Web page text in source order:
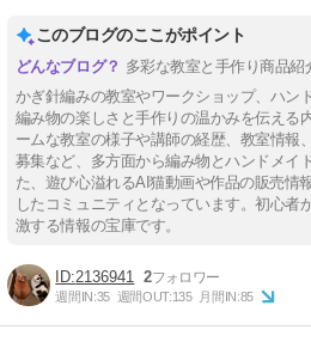
このブログのここがポイント
多彩な教室と手作り商品紹
かぎ針編みの教室やワークショップ、ハン
編み物の楽しさと手作りの温かみを伝える
ームな教室の様子や講師の経歴、教室情報
募集など、多方面から編み物とハンドメイ
た、遊び心溢れるAI猫動画や作品の販売情
したコミュニティとなっています。初心者
激する情報の宝庫です。
2136941 2
週間IN:35 週間OUT:135 月間IN:85